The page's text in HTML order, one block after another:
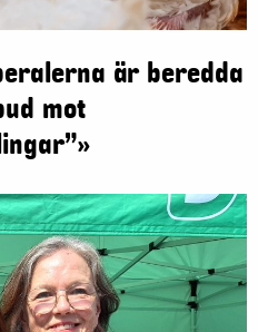
är beredda
mot